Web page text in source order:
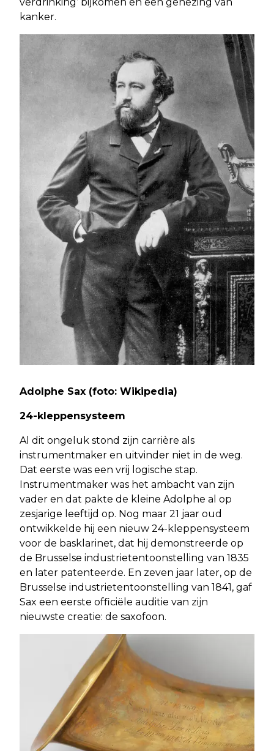
kanker.
Adolphe Sax (foto: Wikipedia)
24-kleppensysteem
Al dit ongeluk stond zijn carrière als
instrumentmaker en uitvinder niet in de weg.
Dat eerste was een vrij logische stap.
Instrumentmaker was het ambacht van zijn
vader en dat pakte de kleine Adolphe al op
zesjarige leeftijd op. Nog maar 21 jaar oud
ontwikkelde hij een nieuw 24-kleppensysteem
voor de basklarinet, dat hij demonstreerde op
de Brusselse industrietentoonstelling van 1835
en later patenteerde. En zeven jaar later, op de
Brusselse industrietentoonstelling van 1841, gaf
Sax een eerste officiële auditie van zijn
nieuwste creatie: de saxofoon.